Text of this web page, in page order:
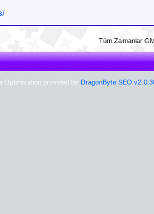
Tüm Zamanlar
Optimisation provided by DragonByte SEO